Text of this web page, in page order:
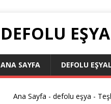
DEFOLU EŞYA
ANA SAYFA DEFOLU
Ana Sayfa - defolu eşya -